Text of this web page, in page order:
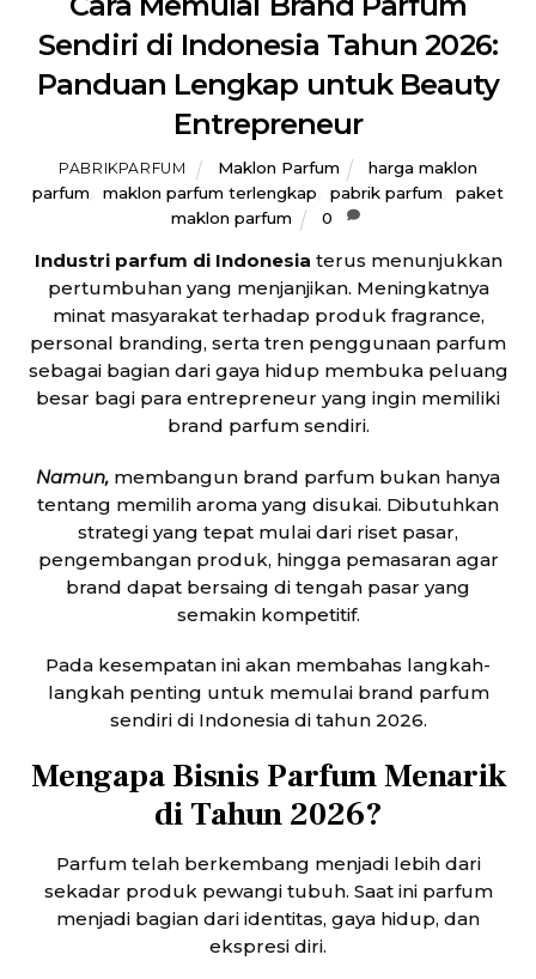
Sendiri di Indonesia Tahun 2026:
Panduan Lengkap untuk Beauty
Entrepreneur
PABRIKPARFUM Maklon Parfum
harga maklon
parfum
maklon parfum terlengkap pabrik parfum
paket
maklon parfum
0
Industri parfum di Indonesia terus menunjukkan
pertumbuhan yang menjanjikan. Meningkatnya
minat masyarakat terhadap produk fragrance,
personal branding, serta tren penggunaan parfum
sebagai bagian dari gaya hidup membuka peluang
besar bagi para entrepreneur yang ingin memiliki
brand parfum sendiri.
Namun, membangun brand parfum bukan hanya
tentang memilih aroma yang disukai. Dibutuhkan
strategi yang tepat mulai dari riset pasar,
pengembangan produk, hingga pemasaran agar
brand dapat bersaing di tengah pasar yang
semakin kompetitif.
Pada kesempatan ini akan membahas langkah-
langkah penting untuk memulai brand parfum
sendiri di Indonesia di tahun 2026.
Mengapa Bisnis Parfum Menarik
di Tahun 2026?
Parfum telah berkembang menjadi lebih dari
sekadar produk pewangi tubuh. Saat ini parfum
menjadi bagian dari identitas, gaya hidup, dan
ekspresi diri.